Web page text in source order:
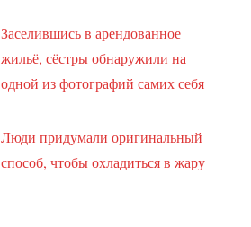
Заселившись в арендованное
жильё, сёстры обнаружили на
одной из фотографий самих себя
Люди придумали оригинальный
способ, чтобы охладиться в жару